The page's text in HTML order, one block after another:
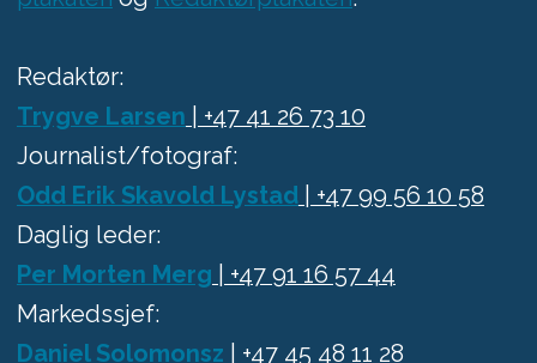
Redaktør:
Trygve Larsen | +47 41 26 73 10
Journalist/fotograf:
Odd Erik Skavold Lystad| +47 99 56 10 58
Daglig leder:
Per Morten Merg | +47 91 16 57 44
Markedssjef:
Daniel Solomonsz | +47 45 48 11 28